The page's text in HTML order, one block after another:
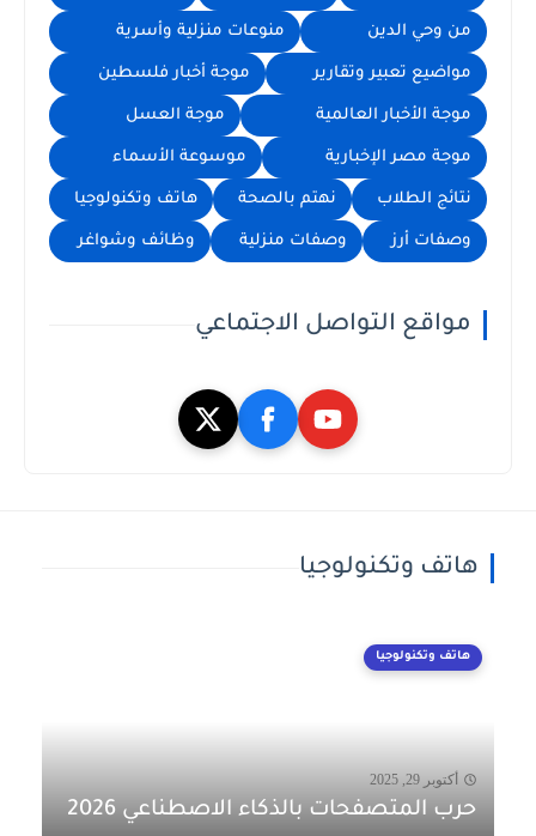
من وحي الدين منوعات منزلية وأسرية
مواضيع تعبير وتقارير موجة أخبار فلسطين
موجة الأخبار العالمية موجة العسل
موجة مصر الإخبارية موسوعة الأسماء
نتائج الطلاب نهتم بالصحة هاتف وتكنولوجيا
وصفات أرز وصفات منزلية وظائف وشواغر
مواقع التواصل الاجتماعي
هاتف وتكنولوجيا
هاتف وتكنولوجيا
أكتوبر 29, 2025
حرب المتصفحات بالذكاء الاصطناعي 2026